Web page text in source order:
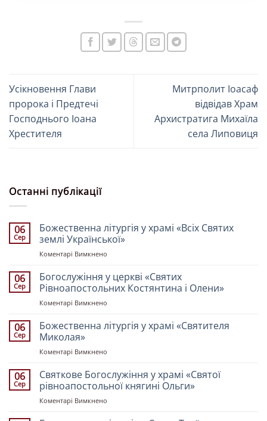
Усікновення Глави
пророка і Предтечі
Господнього Іоана
Хрестителя
Митрполит Іоасаф
відвідав Храм
Архистратига Михаїла
села Липовиця
Останні публікації
06
Сер
Божественна літургія у храмі «Всіх Святих
землі Української»
Коментарі Вимкнено
літургія
у
храмі
землі
Української»
06
Сер
Богослужіння у церкві «Святих
Рівноапостольних Костянтина і Олени»
Коментарі Вимкнено
у
церкві
і
Олени»
06
Сер
Божественна літургія у храмі «Святителя
Миколая»
Коментарі Вимкнено
літургія
храмі
06
Сер
Святкове Богослужіння у храмі «Святої
рівноапостольної княгині Ольги»
Коментарі Вимкнено